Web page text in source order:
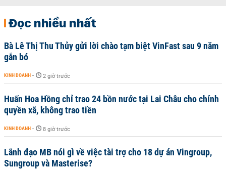
Đọc nhiều nhất
Bà Lê Thị Thu Thủy gửi lời chào tạm biệt VinFast sau 9 năm
gắn bó
KINH DOANH - 2 giờ trước
Huấn Hoa Hồng chỉ trao 24 bồn nước tại Lai Châu cho chính
quyền xã, không trao tiền
KINH DOANH - 8 giờ trước
Lãnh đạo MB nói gì về việc tài trợ cho 18 dự án Vingroup,
Sungroup và Masterise?